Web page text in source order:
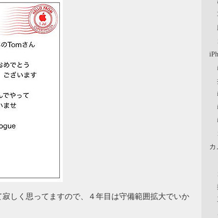
しく思ってますので、４年目は守備範囲拡大でいか
カ